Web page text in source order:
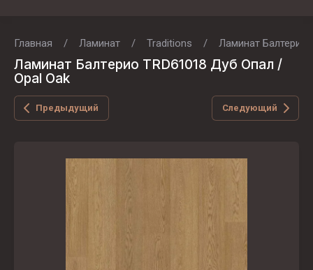
Главная / Ламинат / Traditions / Ламинат Балтерио
Ламинат Балтерио TRD61018 Дуб Опал /
Opal Oak
Предыдущий Следующий